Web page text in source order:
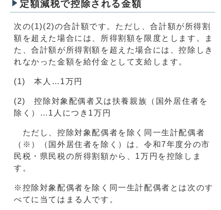
定額減税で控除される金額
次の(1)(2)の合計額です。ただし、合計額が所得割
額を超えた場合には、所得割額を限度とします。ま
た、合計額が所得割額を超えた場合には、控除しき
れなかった金額を給付金として支給します。
(1) 本人…1万円
(2) 控除対象配偶者又は扶養親族（国外居住者を
除く）…1人につき1万円
ただし、控除対象配偶者を除く同一生計配偶者
（※）（国外居住者を除く）は、令和7年度分の市
民税・県民税の所得割額から、1万円を控除しま
す。
※控除対象配偶者を除く同一生計配偶者とは次のす
べてに当てはまる人です。